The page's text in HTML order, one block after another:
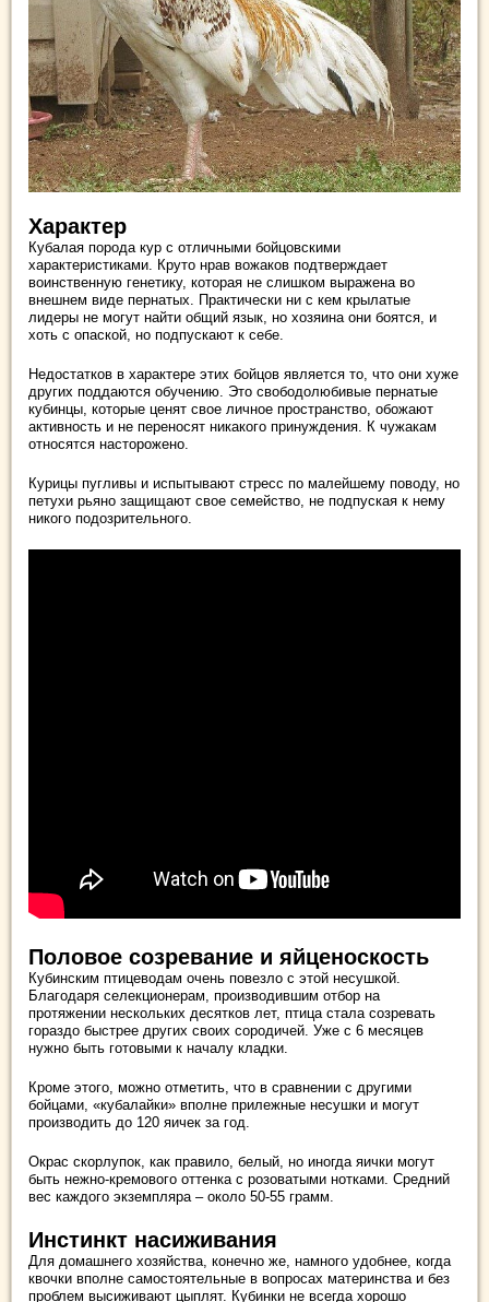
Характер
Кубалая порода кур с отличными бойцовскими
характеристиками. Круто нрав вожаков подтверждает
воинственную генетику, которая не слишком выражена во
внешнем виде пернатых. Практически ни с кем крылатые
лидеры не могут найти общий язык, но хозяина они боятся, и
хоть с опаской, но подпускают к себе.
Недостатков в характере этих бойцов является то, что они хуже
других поддаются обучению. Это свободолюбивые пернатые
кубинцы, которые ценят свое личное пространство, обожают
активность и не переносят никакого принуждения. К чужакам
относятся насторожено.
Курицы пугливы и испытывают стресс по малейшему поводу, но
петухи рьяно защищают свое семейство, не подпуская к нему
никого подозрительного.
Половое созревание и яйценоскость
Кубинским птицеводам очень повезло с этой несушкой.
Благодаря селекционерам, производившим отбор на
протяжении нескольких десятков лет, птица стала созревать
гораздо быстрее других своих сородичей. Уже с 6 месяцев
нужно быть готовыми к началу кладки.
Кроме этого, можно отметить, что в сравнении с другими
бойцами, «кубалайки» вполне прилежные несушки и могут
производить до 120 яичек за год.
Окрас скорлупок, как правило, белый, но иногда яички могут
быть нежно-кремового оттенка с розоватыми нотками. Средний
вес каждого экземпляра – около 50-55 грамм.
Инстинкт насиживания
Для домашнего хозяйства, конечно же, намного удобнее, когда
квочки вполне самостоятельные в вопросах материнства и без
проблем высиживают цыплят. Кубинки не всегда хорошо